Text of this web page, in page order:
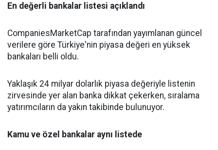
En değerli bankalar listesi açıklandı
CompaniesMarketCap tarafından yayımlanan güncel
verilere göre Türkiye'nin piyasa değeri en yüksek
bankaları belli oldu.
Yaklaşık 24 milyar dolarlık piyasa değeriyle listenin
zirvesinde yer alan banka dikkat çekerken, sıralama
yatırımcıların da yakın takibinde bulunuyor.
Kamu ve özel bankalar aynı listede